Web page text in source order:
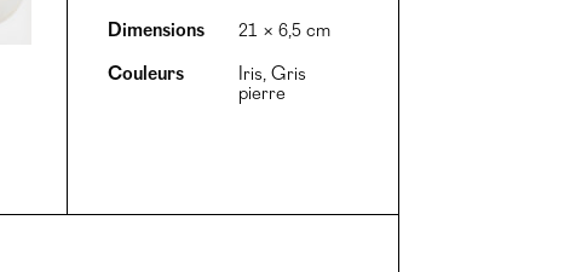
Dimensions 21 × 6,5 cm
Couleurs
Iris, Gris
pierre